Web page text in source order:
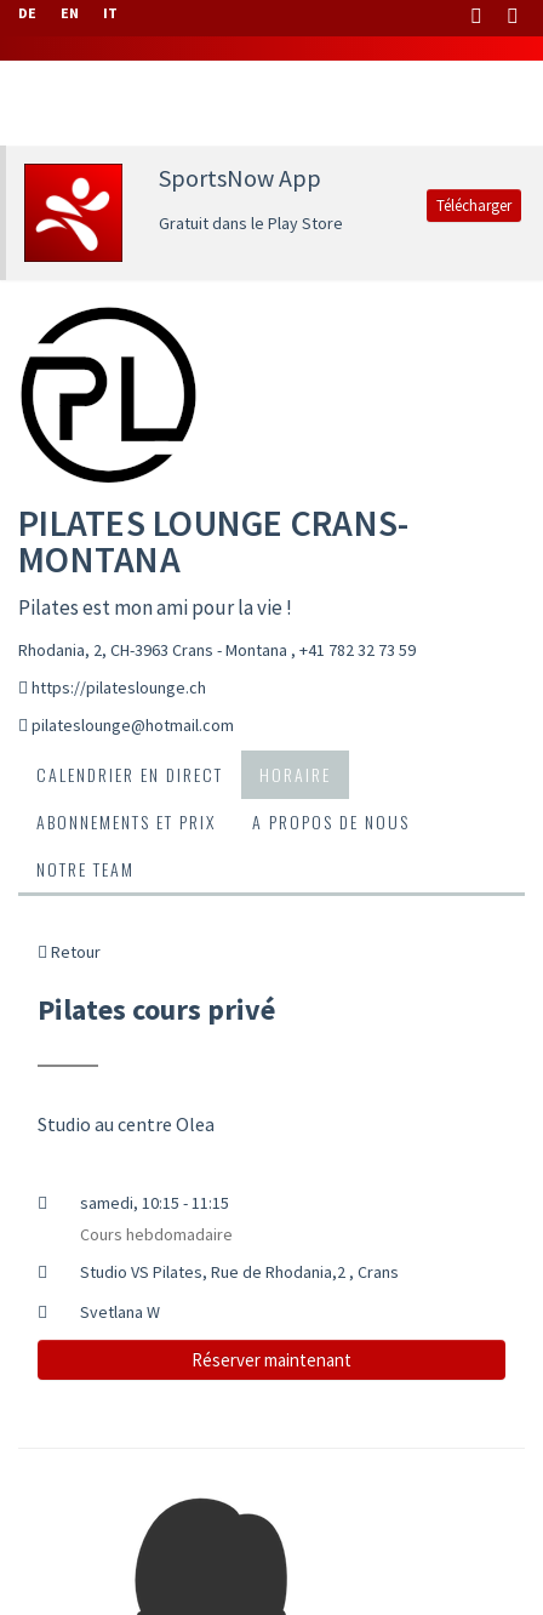
DE EN IT
SportsNow App
Gratuit dans le Play Store
Télécharger
PILATES LOUNGE CRANS-
MONTANA
Pilates est mon ami pour la vie !
Rhodania, 2, CH-3963 Crans - Montana , +41 782 32 73 59
https://pilateslounge.ch
pilateslounge@hotmail.com
CALENDRIER EN DIRECT
HORAIRE
ABONNEMENTS ET PRIX
A PROPOS DE NOUS
NOTRE TEAM
Retour
Pilates cours privé
Studio au centre Olea
samedi, 10:15 - 11:15
Cours hebdomadaire
Studio VS Pilates, Rue de Rhodania,2 , Crans
Svetlana W
Réserver maintenant